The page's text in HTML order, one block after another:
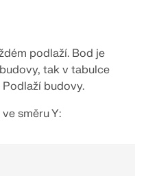
podlaží. Bod je
tak v tabulce
budovy.
směru Y: